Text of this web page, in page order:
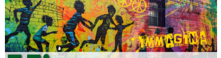
La formazione Uisp rallenta ma prosegue anche in estate